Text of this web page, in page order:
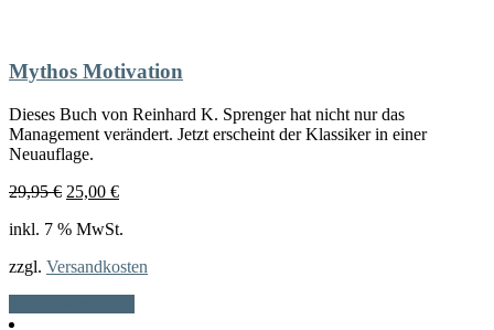
Mythos Motivation
Dieses Buch von Reinhard K. Sprenger hat nicht nur das
Management verändert. Jetzt erscheint der Klassiker in einer
Neuauflage.
29,95€ Ursprünglicher
war:
25,00 €Aktueller
ist:
inkl. 7 % MwSt.
zzgl. Versandkosten